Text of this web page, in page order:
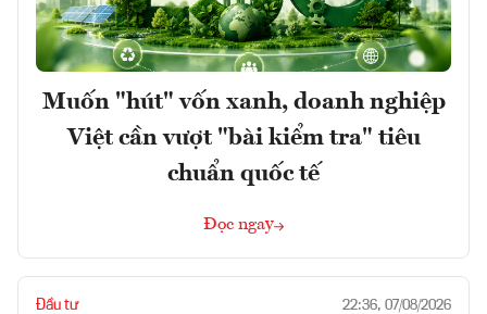
Muốn "hút" vốn xanh, doanh nghiệp
Việt cần vượt "bài kiểm tra" tiêu
chuẩn quốc tế
Đọc ngay
Đầu tư 22:36, 07/08/2026